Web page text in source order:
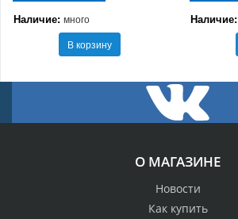
Наличие: много
В корзину
Наличие:
О МАГАЗИНЕ
Новости
Как купить